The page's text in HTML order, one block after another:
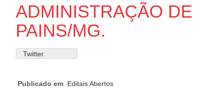
ADMINISTRAÇÃO DE
PAINS/MG.
Twitter
Publicado em Editais Abertos